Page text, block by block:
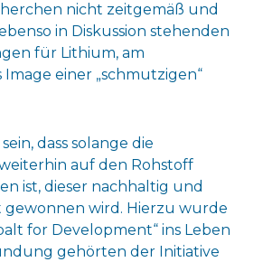
nicht zeitgemäß und
in Diskussion stehenden
für Lithium, am
einer „schmutzigen“
dass solange die
auf den Rohstoff
ist, dieser nachhaltig und
wird. Hierzu wurde
for Development“ ins Leben
gehörten der Initiative